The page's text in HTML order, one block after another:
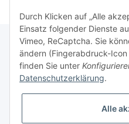
Informationen
Durch Klicken auf „Alle
Einsatz folgender Dienste
Vimeo, ReCaptcha. Sie
ändern (Fingerabdruck-
finden Sie unter
Datenschutzerklärung.
Alle